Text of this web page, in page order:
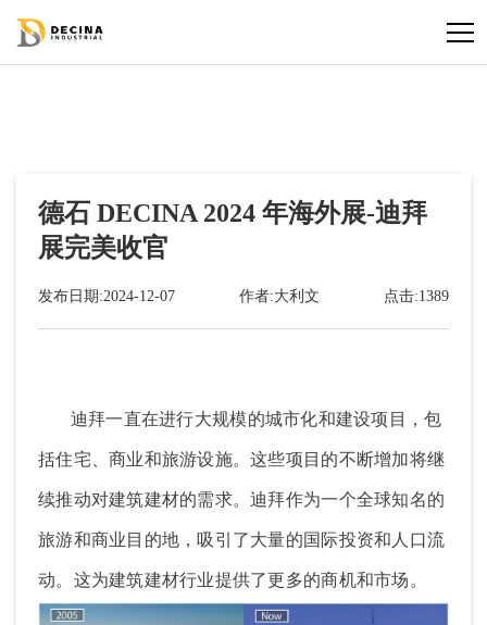
德石 DECINA 2024 年海外展-迪拜
展完美收官
发布日期:2024-12-07 作者:大利文 点击:1389
迪拜一直在进行大规模的城市化和建设项目，包
括住宅、商业和旅游设施。这些项目的不断增加将继
续推动对建筑建材的需求。迪拜作为一个全球知名的
旅游和商业目的地，吸引了大量的国际投资和人口流
动。这为建筑建材行业提供了更多的商机和市场。